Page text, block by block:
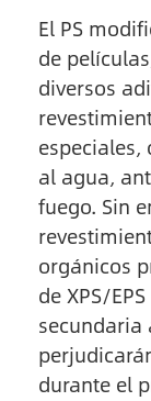
El PS
de
diversos
al agua,
fuego. Sin
orgánicos
de XPS/
secundaria
durante el